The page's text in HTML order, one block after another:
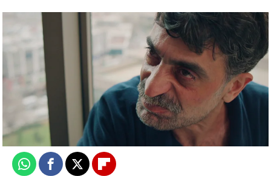
Desirée Castillo
Publicado:08 de octubre de 2025, 06:30
WhatsappFacebook
X Flipboard